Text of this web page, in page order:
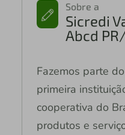
Sobre a
Sicredi
Abcd
Fazemos parte
primeira
cooperativa do
produtos e